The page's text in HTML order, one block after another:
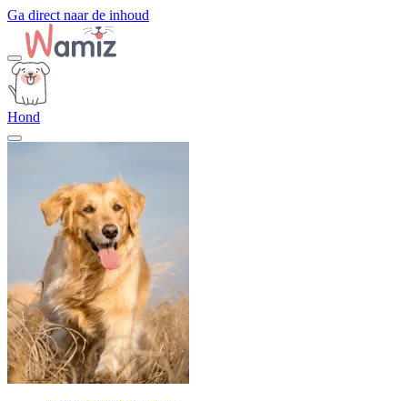
Ga direct naar de inhoud
Hond